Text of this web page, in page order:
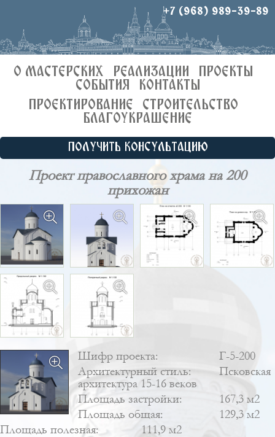
+7 (968) 989-39-89
О МАСТЕРСКИХ РЕАЛИЗАЦИИ
ПРОЕКТЫ
СОБЫТИЯ
КОНТАКТЫ
ПРОЕКТИРОВАНИЕ
СТРОИТЕЛЬСТВО
БЛАГОУКРАШЕНИЕ
ПОЛУЧИТЬ КОНСУЛЬТАЦИЮ
Проект православного храма на 200
прихожан
Шифр проекта:
Г-5-200
Архитектурный стиль:
Псковская
архитектура 15-16 веков
Площадь застройки:
167,3 м2
Площадь общая:
129,3 м2
Площадь полезная:
111,9 м2